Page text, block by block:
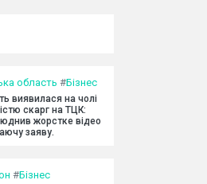
область #Бізнес
виявилася на чолі
скарг на ТЦК:
жорстке відео
заяву.
#Бізнес